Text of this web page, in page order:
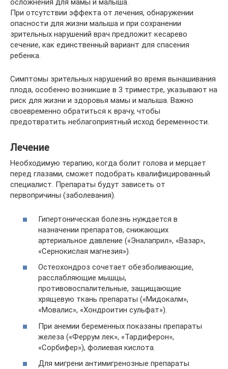
осложнения для мамы и малыша.
При отсутствии эффекта от лечения, обнаружении
опасности для жизни малыша и при сохранении
зрительных нарушений врач предложит кесарево
сечение, как единственный вариант для спасения
ребенка.
Симптомы зрительных нарушений во время вынашивания
плода, особенно возникшие в 3 триместре, указывают на
риск для жизни и здоровья мамы и малыша. Важно
своевременно обратиться к врачу, чтобы
предотвратить неблагоприятный исход беременности.
Лечение
Необходимую терапию, когда болит голова и мерцает
перед глазами, сможет подобрать квалифицированный
специалист. Препараты будут зависеть от
первопричины (заболевания).
Гипертоническая болезнь нуждается в
назначении препаратов, снижающих
артериальное давление («Эналаприл», «Вазар»,
«Сернокислая магнезия»).
Остеохондроз сочетает обезболивающие,
расслабляющие мышцы,
противовоспалительные, защищающие
хрящевую ткань препараты («Мидокалм»,
«Мовалис», «Хондроитин сульфат»).
При анемии беременных показаны препараты
железа («Феррум лек», «Тардиферон»,
«Сорбифер»), фолиевая кислота.
Для мигрени антимигренозные препараты